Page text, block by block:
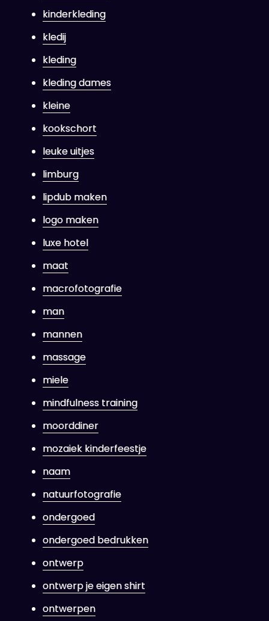
kinderkleding
kledij
kleding
kleding dames
kleine
kookschort
leuke uitjes
limburg
lipdub maken
logo maken
luxe hotel
maat
macrofotografie
man
mannen
massage
miele
mindfulness training
moorddiner
mozaiek kinderfeestje
naam
natuurfotografie
ondergoed
ondergoed bedrukken
ontwerp
ontwerp je eigen shirt
ontwerpen